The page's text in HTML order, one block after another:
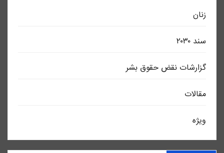
زنان
سند ٢٠٣٠
گزارشات نقض حقوق بشر
مقالات
ویژه